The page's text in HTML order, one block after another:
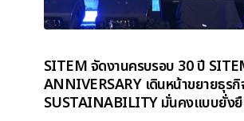
SITEM จัดงานครบรอบ 30 ปี
ANNIVERSARY เดินหน้าขยายธุร
SUSTAINABILITY มั่นคงแบบยั่ง